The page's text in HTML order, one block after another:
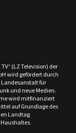
TV“ (LZ Television) der
wird gefördert durch
Landesanstalt für
und neue Medien.
wird mitfinanziert
auf Grundlage des
Landtag